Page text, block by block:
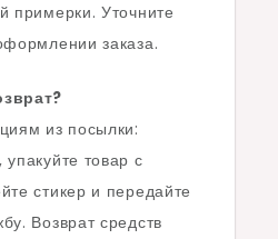
примерки. Уточните
заказа.
из посылки:
товар с
стикер и передайте
Возврат средств